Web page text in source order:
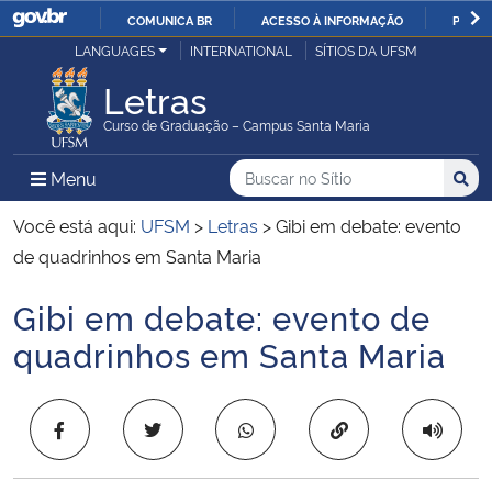
IR
COMUNICA BR ACESSO À INFORMAÇÃO
Ministério da Justiça e Segurança Pública
Ministério da Defesa
Ministério das Relações Exteriores
Ministério da Infraestrutura
Ministério da Educação
LANGUAGES INTERNATIONAL SÍTIOS DA UFSM
Letras
Curso de Graduação – Campus Santa Maria
Menu Menu Principal do Sítio
Busca
Buscar no no Sítio
Busca:
Você está aqui: UFSM > Letras >Gibi em debate: evento
de quadrinhos em Santa Maria
Início do conteúdo
Gibi em debate: evento de
quadrinhos em Santa Maria
Copiar para área